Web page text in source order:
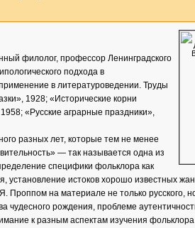
филолог, профессор Ленинградского
подхода в
в литературоведении. Труды
1928; «Исторические корни
«Русские аграрные праздники»,
разных лет, которые тем не менее
— так называется одна из
специфики фольклора как
установление истоков хорошо известных
на материале не только русского,
чудесного рождения, проблеме
к разным аспектам изучения фольклора